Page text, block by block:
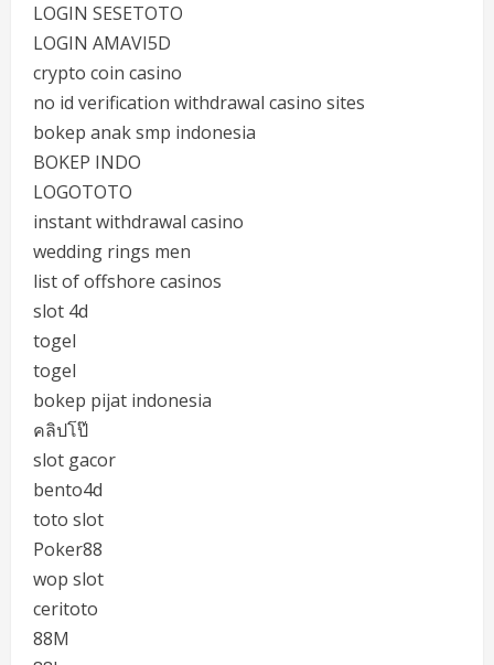
LOGIN SESETOTO
LOGIN AMAVI5D
crypto coin casino
no id verification withdrawal casino sites
bokep anak smp indonesia
BOKEP INDO
LOGOTOTO
instant withdrawal casino
wedding rings men
list of offshore casinos
slot 4d
togel
togel
bokep pijat indonesia
คลิปโป๊
slot gacor
bento4d
toto slot
Poker88
wop slot
ceritoto
88M